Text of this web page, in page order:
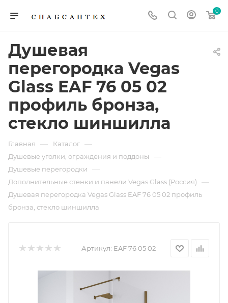
0
Душевая
перегородка Vegas
Glass EAF 76 05 02
профиль бронза,
стекло шиншилла
Главная — Каталог —
Душевые уголки, ограждения и поддоны —
Душевые перегородки —
Дополнительные стенки и панели Vegas Glass (Россия) —
Душевая перегородка Vegas Glass EAF 76 05 02 профиль
бронза, стекло шиншилла
Артикул: EAF 76 05 02